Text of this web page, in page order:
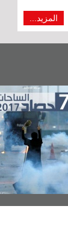
المزيد...
حصاد 2017